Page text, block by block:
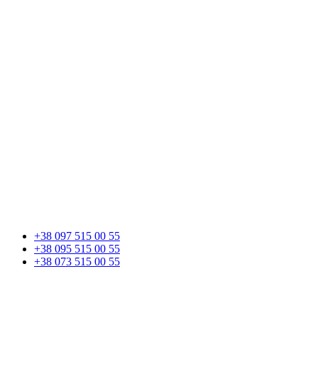
+38 097 515 00 55
+38 095 515 00 55
+38 073 515 00 55